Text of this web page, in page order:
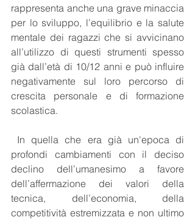
rappresenta anche una grave minaccia
per lo sviluppo, l’equilibrio e la salute
mentale dei ragazzi che si avvicinano
all’utilizzo di questi strumenti spesso
già dall’età di 10/12 anni e può influire
negativamente sul loro percorso di
crescita personale e di formazione
scolastica.
profondi cambiamenti con il deciso
declino dell’umanesimo a favore
dell’affermazione dei valori della
tecnica, dell’economia, della
competitività estremizzata e non ultimo